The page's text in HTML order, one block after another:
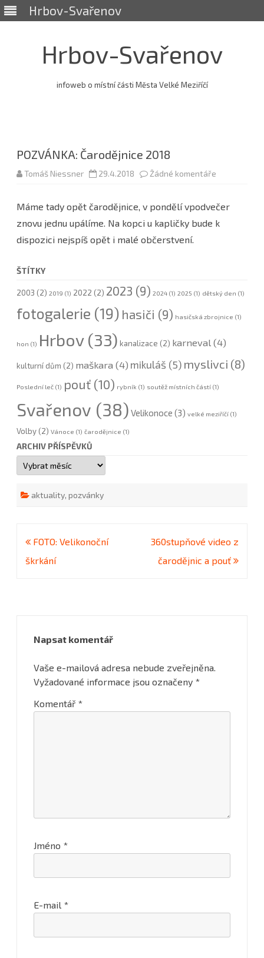
Hrbov-Svařenov
Hrbov-Svařenov
infoweb o místní části Města Velké Meziříčí
POZVÁNKA: Čarodějnice 2018
Tomáš Niessner 29.4.2018 Žádné komentáře
POZVÁNKA:
Čarodějnice
2018
Máme tady opět čarodějnice, v pondělí vpodvečer
znovu jednu upálíme. Na kopci u kapličky bude k
dispozici nejspíš opět i malé občerstvení.
ŠTÍTKY
2003 (2) 2019 (1) 2022 (2) 2023 (9) 2024 (1) 2025 (1) dětský den (1)
fotogalerie (19) hasiči (9) hasičská zbrojnice (1)
hon (1) Hrbov(33) kanalizace (2) karneval (4)
kulturní dům (2) maškara (4) mikuláš (5) myslivci (8)
Poslední leč (1) pouť (10) rybník (1) soutěž místních částí (1)
Svařenov (38) Velikonoce (3) velké meziříčí (1)
Volby (2) Vánoce (1) čarodějnice (1)
ARCHIV PŘÍSPĚVKŮ
Archiv
příspěvků
aktuality, pozvánky
Navigace
pro
FOTO: Velikonoční
škrkání
360stupňové video z
čarodějnic a pouť
Napsat komentář
Vaše e-mailová adresa nebude zveřejněna.
Vyžadované informace jsou označeny *
Komentář *
Jméno *
E-mail *